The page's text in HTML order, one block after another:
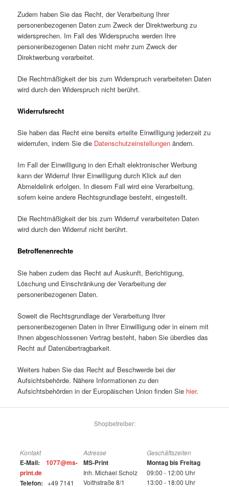
Zudem haben Sie das Recht, der Verarbeitung Ihrer
personenbezogenen Daten zum Zweck der Direktwerbung zu
widersprechen. Im Fall des Widerspruchs werden Ihre
personenbezogenen Daten nicht mehr zum Zweck der
Direktwerbung verarbeitet.
Die Rechtmäßigkeit der bis zum Widerspruch verarbeiteten Daten
wird durch den Widerspruch nicht berührt.
Widerrufsrecht
Sie haben das Recht eine bereits erteilte Einwilligung jederzeit zu
widerrufen, indem Sie die Datenschutzeinstellungen ändern.
Im Fall der Einwilligung in den Erhalt elektronischer Werbung
kann der Widerruf Ihrer Einwilligung durch Klick auf den
Abmeldelink erfolgen. In diesem Fall wird eine Verarbeitung,
sofern keine andere Rechtsgrundlage besteht, eingestellt.
Die Rechtmäßigkeit der bis zum Widerruf verarbeiteten Daten
wird durch den Widerruf nicht berührt.
Betroffenenrechte
Sie haben zudem das Recht auf Auskunft, Berichtigung,
Löschung und Einschränkung der Verarbeitung der
personenbezogenen Daten.
Soweit die Rechtsgrundlage der Verarbeitung Ihrer
personenbezogenen Daten in Ihrer Einwilligung oder in einem mit
Ihnen abgeschlossenen Vertrag besteht, haben Sie überdies das
Recht auf Datenübertragbarkeit.
Weiters haben Sie das Recht auf Beschwerde bei der
Aufsichtsbehörde. Nähere Informationen zu den
Aufsichtsbehörden in der Europäischen Union finden Sie hier.
Shopbetreiber:
Kontakt
E-Mail:
1077@ms-
print.de
Telefon: +49 7141
Adresse
MS-Print
Inh. Michael Scholz
Voithstraße 8/1
Geschäftszeiten
Montag bis Freitag
09:00 - 12:00 Uhr
13:00 - 18:00 Uhr